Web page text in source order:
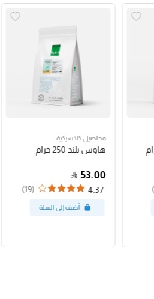
محاصيل كلاسيكية
هاوس بلند 250 جرام
53.00
4.37
(19)